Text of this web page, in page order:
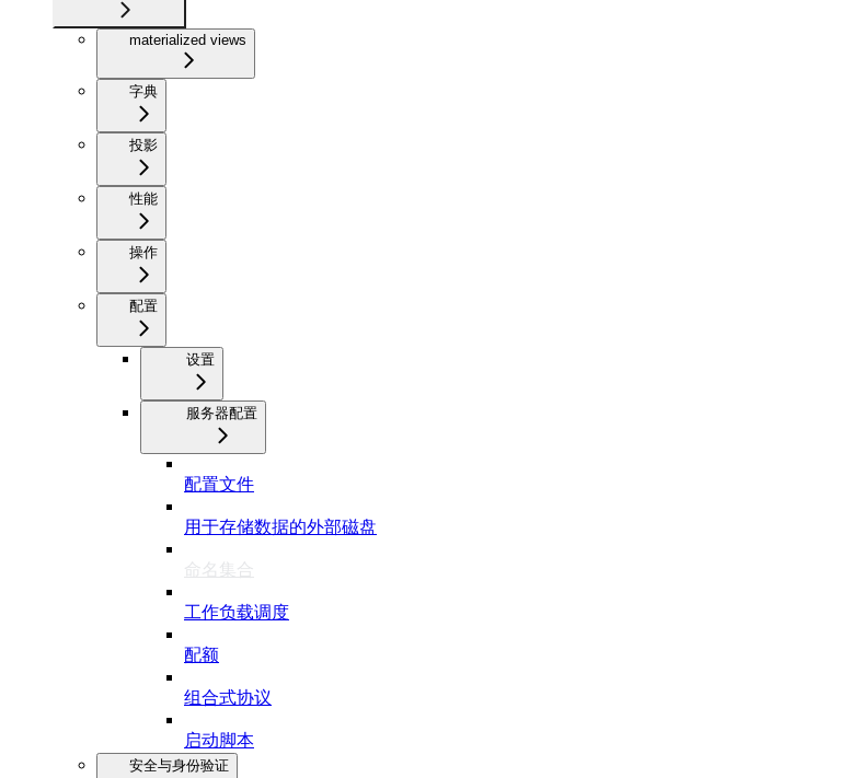
materialized views
字典
投影
性能
操作
配置
设置
服务器配置
配置文件
用于存储数据的外部磁盘
命名集合
工作负载调度
配额
组合式协议
启动脚本
安全与身份验证